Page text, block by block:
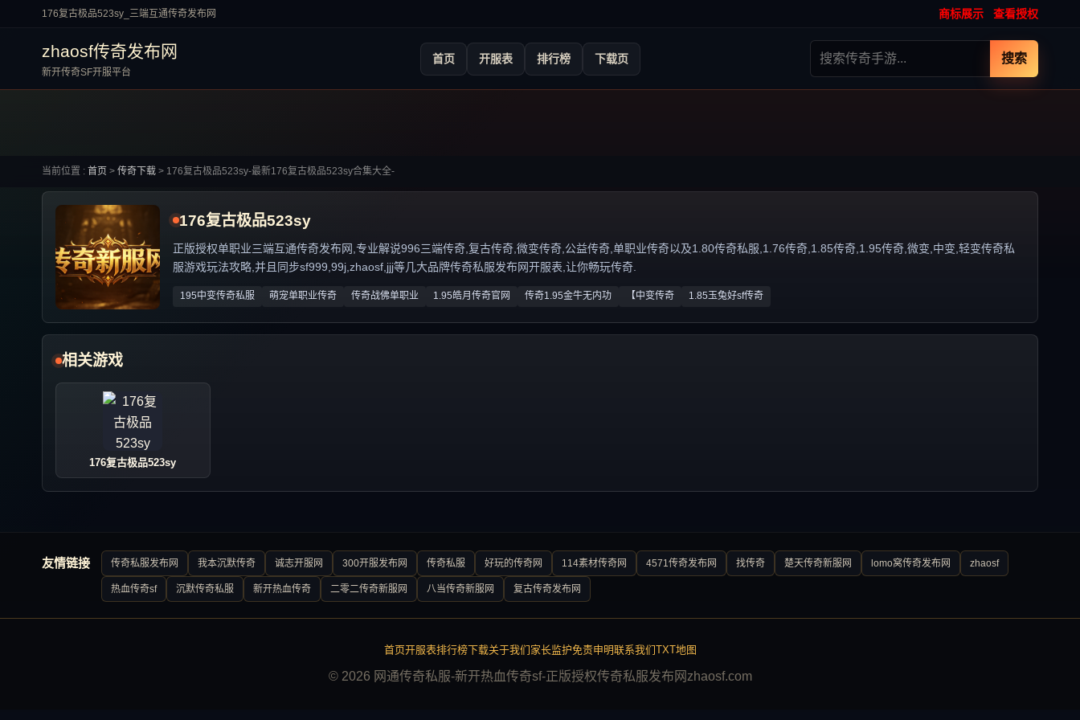
176复古极品523sy_三端互通传奇发布网 商标展示 查看授权
zhaosf传奇发布网
新开传奇SF开服平台
首页 开服表 排行榜 下载页 搜索
当前位置 : 首页 > 传奇下载 > 176复古极品523sy-最新176复古极品523sy合集大全-
176复古极品523sy
正版授权单职业三端互通传奇发布网,专业解说996三端传奇,复古传奇,微变传奇,公益传奇,单职业传奇以及1.80传奇私服,1.76传奇,1.85传奇,1.95传奇,微变,中变,轻变传奇私
服游戏玩法攻略,并且同步sf999,99j,zhaosf,jjj等几大品牌传奇私服发布网开服表,让你畅玩传奇.
195中变传奇私服 萌宠单职业传奇 传奇战佛单职业 1.95皓月传奇官网 传奇1.95金牛无内功 【中变传奇 1.85玉兔好sf传奇
相关游戏
176复古极品523sy
友情链接 传奇私服发布网 我本沉默传奇 诚志开服网 300开服发布网 传奇私服 好玩的传奇网 114素材传奇网 4571传奇发布网 找传奇 楚天传奇新服网 lomo窝传奇发布网 zhaosf
热血传奇sf 沉默传奇私服 新开热血传奇 二零二传奇新服网 八当传奇新服网 复古传奇发布网
首页开服表排行榜下载关于我们 家长监护免责申明联系我们TXT地图
© 2026 网通传奇私服-新开热血传奇sf-正版授权传奇私服发布网zhaosf.com